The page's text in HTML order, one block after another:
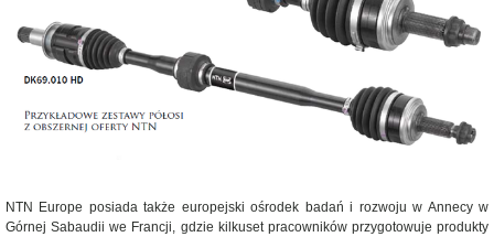
NTN Europe posiada także europejski ośrodek badań i rozwoju w Annecy w
Górnej Sabaudii we Francji, gdzie kilkuset pracowników przygotowuje produkty